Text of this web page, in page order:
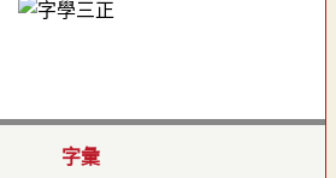
字彙